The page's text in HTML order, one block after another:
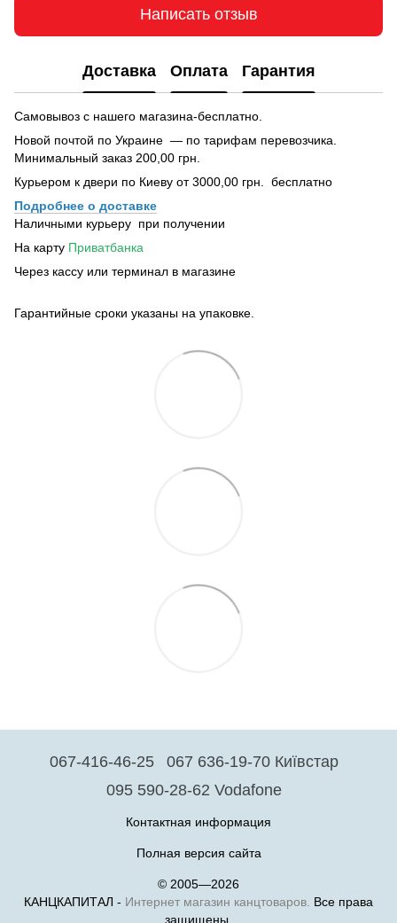
Написать отзыв
Доставка Оплата Гарантия
Самовывоз с нашего магазина-бесплатно.
Новой почтой по Украине — по тарифам перевозчика.
Минимальный заказ 200,00 грн.
Курьером к двери по Киеву от 3000,00 грн. бесплатно
Подробнее о доставке
Наличными курьеру при получении
На карту Приватбанка
Через кассу или терминал в магазине
Гарантийные сроки указаны на упаковке.
067-416-46-25
067 636-19-70 Київстар
095 590-28-62 Vodafone
Контактная информация
Полная версия сайта
© 2005—2026
КАНЦКАПИТАЛ - Интернет магазин канцтоваров. Все права
защищены.